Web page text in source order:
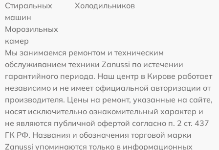
Стиральных
машин
Холодильников
Морозильных
камер
Мы занимаемся ремонтом и техническим
обслуживанием техники Zanussi по истечении
гарантийного периода. Наш центр в Кирове работает
независимо и не имеет официальной авторизации от
производителя. Цены на ремонт, указанные на сайте,
носят исключительно ознакомительный характер и
не являются публичной офертой согласно п. 2 ст. 437
ГК РФ. Названия и обозначения торговой марки
Zanussi упоминаются только в информационных